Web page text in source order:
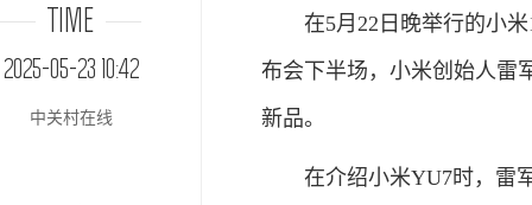
TIME
2025-05-23 10:42
中关村在线
在5月22日晚举行的小米
布会下半场，小米创始人雷
新品。
在介绍小米YU7时，雷军